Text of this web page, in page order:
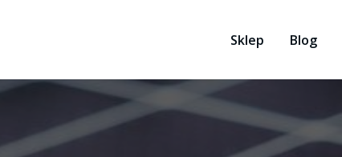
Sklep Blog